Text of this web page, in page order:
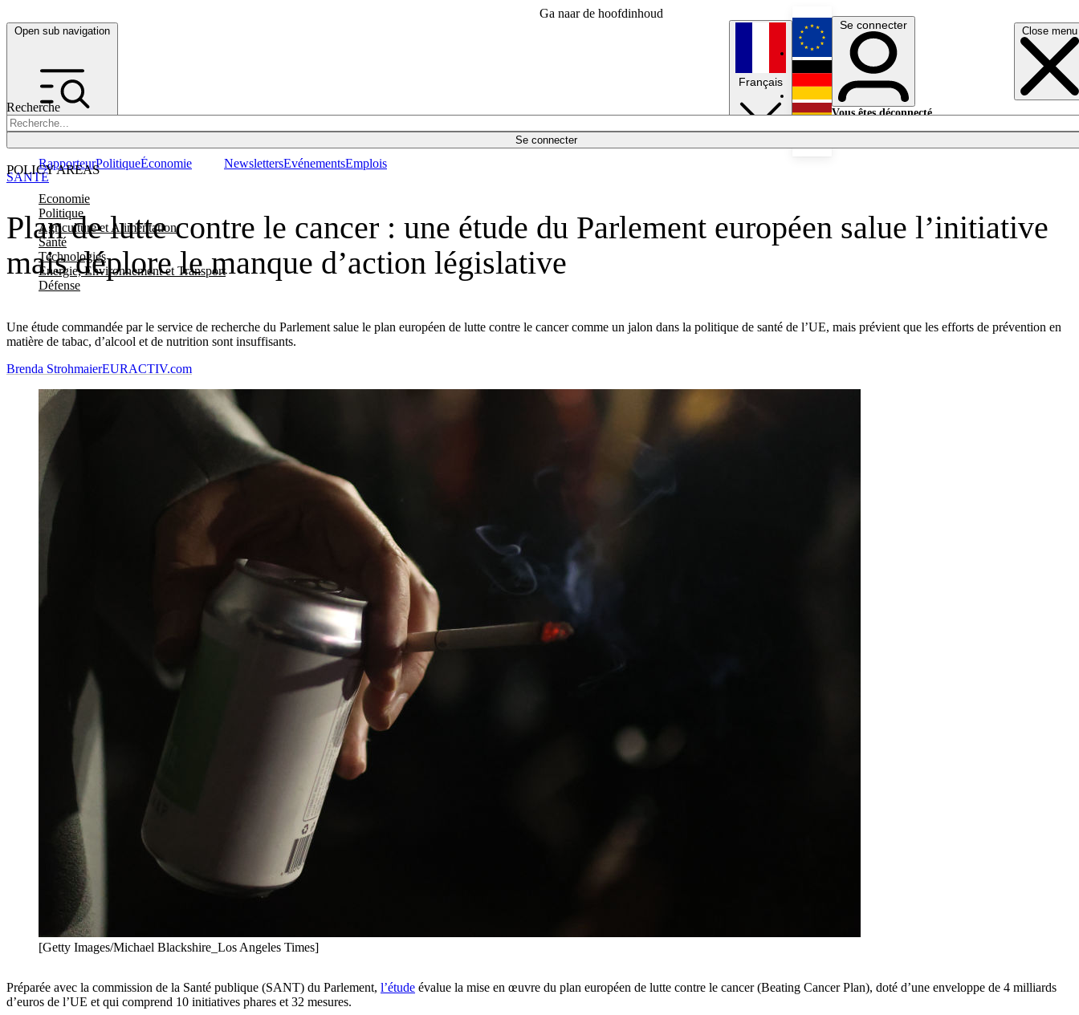
Ga naar de hoofdinhoud
Open sub navigation Close menu
Recherche
Se connecter
POLICY AREAS
Economie
Politique
Agriculture et Alimentation
Santé
Technologies
Energie, Environnement et Transport
Défense
RapporteurPolitiqueÉconomie NewslettersEvénementsEmplois
Français
English
Deutsch
Se connecter
Vous êtes déconnecté.
Plan de lutte contre le cancer : une étude du Parlement européen salue l’initiative
mais déplore le manque d’action législative
Une étude commandée par le service de recherche du Parlement salue le plan européen de lutte contre le cancer comme un jalon dans la politique de santé de l’UE, mais prévient que les efforts de prévention en
matière de tabac, d’alcool et de nutrition sont insuffisants.
SANTÉ
Brenda StrohmaierEURACTIV.com
[Getty Images/Michael Blackshire_Los Angeles Times]
Préparée avec la commission de la Santé publique (SANT) du Parlement, l’étude évalue la mise en œuvre du plan européen de lutte contre le cancer (Beating Cancer Plan), doté d’une enveloppe de 4 milliards
d’euros de l’UE et qui comprend 10 initiatives phares et 32 mesures.